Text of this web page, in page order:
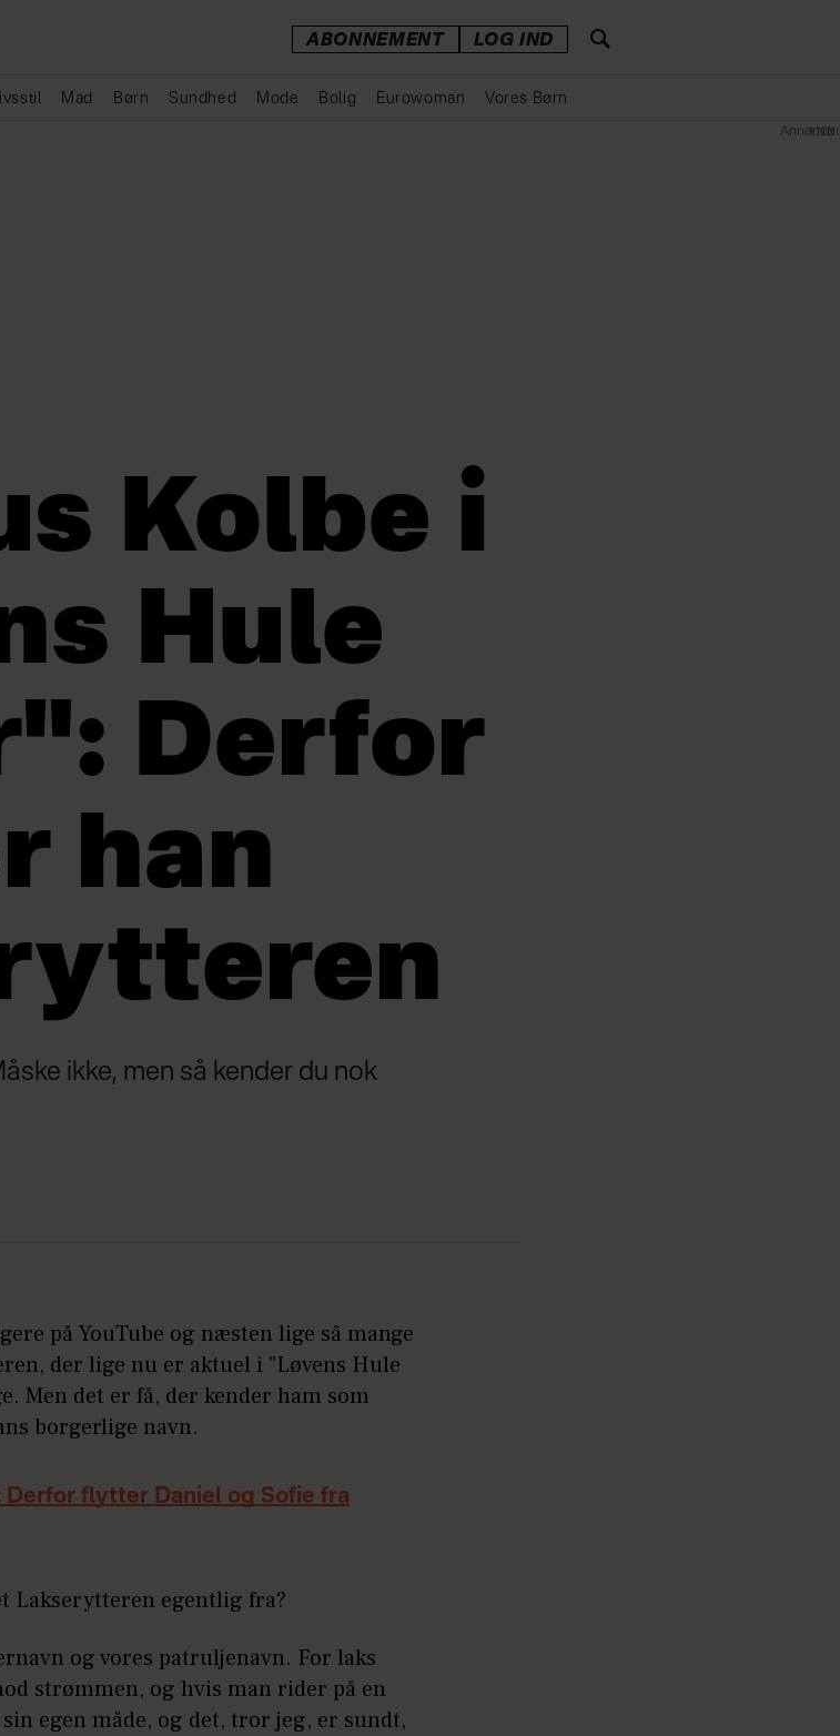
ABONNEMENT LOG IND
Mad Børn Sundhed Mode Bolig Eurowoman Vores Børn
Kolbe i
Hule
Derfor
han
ikke, men så kender du nok
på YouTube og næsten lige så mange
der lige nu er aktuel i "Løvens Hule
Men det er få, der kender ham som
borgerlige navn.
Derfor flytter Daniel og Sofie fra
Lakserytteren egentlig fra?
og vores patruljenavn. For laks
strømmen, og hvis man rider på en
egen måde, og det, tror jeg, er sundt,
Annonce